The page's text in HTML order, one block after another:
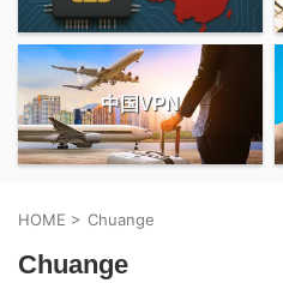
中国VPN
HOME > Chuange
Chuange